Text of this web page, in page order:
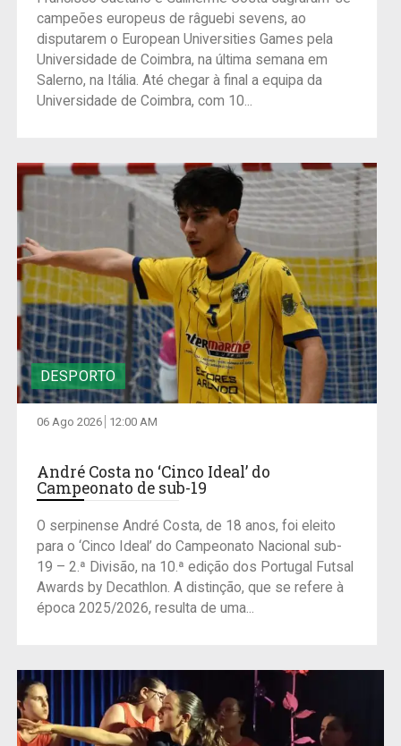
campeões europeus de râguebi sevens, ao
disputarem o European Universities Games pela
Universidade de Coimbra, na última semana em
Salerno, na Itália. Até chegar à final a equipa da
Universidade de Coimbra, com 10...
DESPORTO
06 Ago 2026 12:00 AM
André Costa no ‘Cinco Ideal’ do
Campeonato de sub-19
O serpinense André Costa, de 18 anos, foi eleito
para o ‘Cinco Ideal’ do Campeonato Nacional sub-
19 – 2.ª Divisão, na 10.ª edição dos Portugal Futsal
Awards by Decathlon. A distinção, que se refere à
época 2025/2026, resulta de uma...